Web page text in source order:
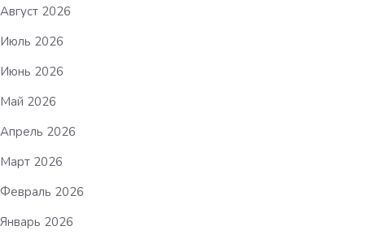
Август 2026
Июль 2026
Июнь 2026
Май 2026
Апрель 2026
Март 2026
Февраль 2026
Январь 2026